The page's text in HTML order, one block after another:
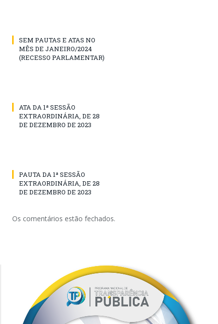
SEM PAUTAS E ATAS NO
MÊS DE JANEIRO/2024
(RECESSO PARLAMENTAR)
ATA DA 1ª SESSÃO
EXTRAORDINÁRIA, DE 28
DE DEZEMBRO DE 2023
PAUTA DA 1ª SESSÃO
EXTRAORDINÁRIA, DE 28
DE DEZEMBRO DE 2023
Os comentários estão fechados.